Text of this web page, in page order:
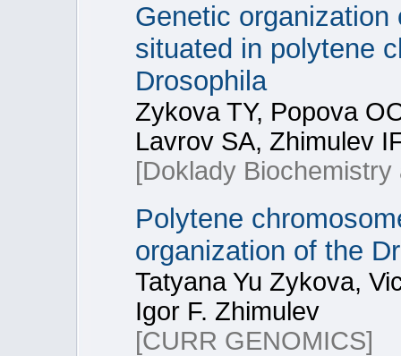
Genetic
situated in polytene
Drosophila
Zykova TY, Popova
Lavrov SA, Zhimulev
[Doklady
Polytene
organization of the
Tatyana Yu Zykova,
Igor F. Zhimulev
[CURR GENOMICS]